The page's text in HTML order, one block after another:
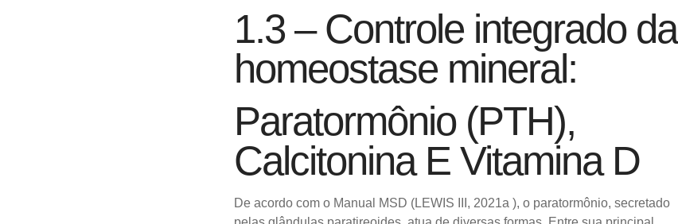
1.3 – Controle integrado da
homeostase mineral:
Paratormônio (PTH),
Calcitonina E Vitamina D
De acordo com o Manual MSD (LEWIS III, 2021a ), o paratormônio, secretado